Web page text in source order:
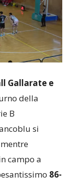
Gallarate e
della
B
si
mentre
campo a
86-